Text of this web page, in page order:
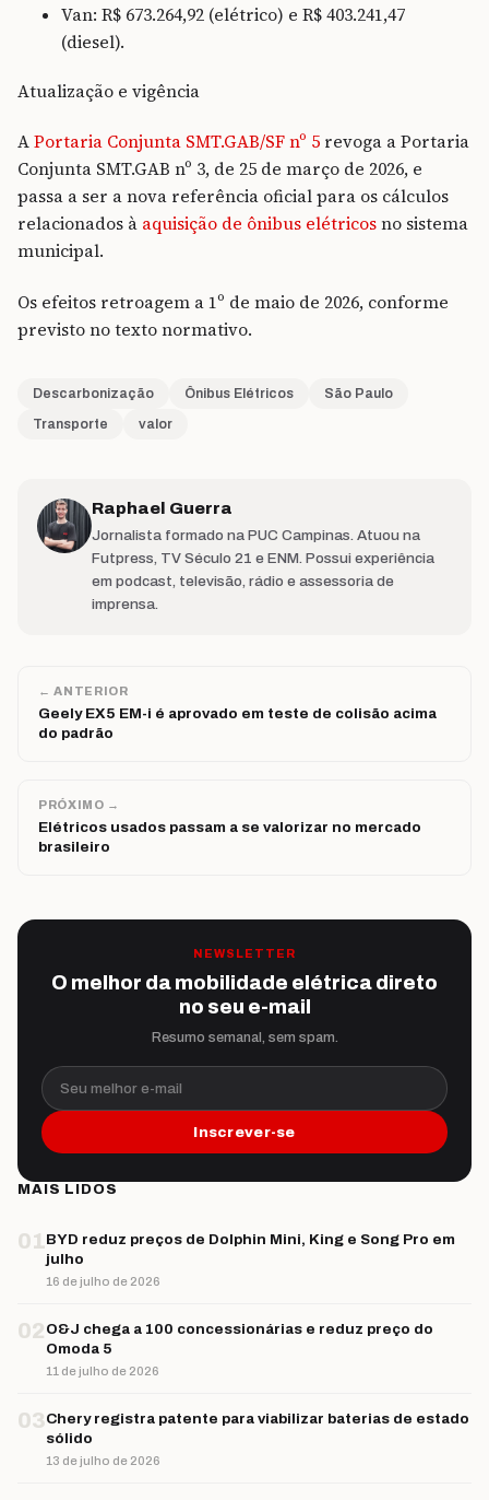
Van: R$ 673.264,92 (elétrico) e R$ 403.241,47
(diesel).
Atualização e vigência
APortaria Conjunta SMT.GAB/SF nº 5 revoga a Portaria
Conjunta SMT.GAB nº 3, de 25 de março de 2026, e
passa a ser a nova referência oficial para os cálculos
relacionados à aquisição de ônibus elétricosno sistema
municipal.
Os efeitos retroagem a 1º de maio de 2026, conforme
previsto no texto normativo.
Descarbonização Ônibus Elétricos
São Paulo
Transporte
valor
Raphael Guerra
Jornalista formado na PUC Campinas. Atuou na
Futpress, TV Século 21 e ENM. Possui experiência
em podcast, televisão, rádio e assessoria de
imprensa.
← ANTERIOR
Geely EX5 EM-i é aprovado em teste de colisão acima
do padrão
PRÓXIMO →
Elétricos usados passam a se valorizar no mercado
brasileiro
NEWSLETTER
O melhor da mobilidade elétrica direto
no seu e-mail
Resumo semanal, sem spam.
Seu melhor e-mail
Inscrever-se
MAIS LIDOS
01BYD reduz preços de Dolphin Mini, King e Song Pro em
julho
16 de julho de 2026
02 O&J chega a 100 concessionárias e reduz preço do
Omoda 5
11 de julho de 2026
03Chery registra patente para viabilizar baterias de estado
sólido
13 de julho de 2026